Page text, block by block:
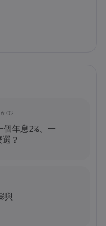
年息2%、一
？
與